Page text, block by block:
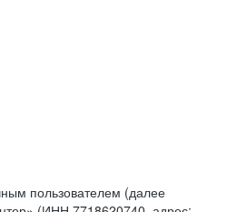
пользователем (далее